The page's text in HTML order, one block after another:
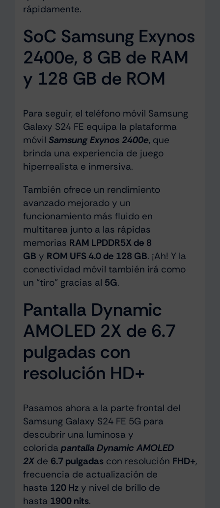
rápidamente.
SoC Samsung Exynos
2400e, 8 GB de RAM
y 128 GB de ROM
Para seguir, el teléfono móvil Samsung
Galaxy S24 FE equipa la plataforma
móvil Samsung Exynos 2400e, que
brinda una experiencia de juego
hiperrealista e inmersiva.
También ofrece un rendimiento
avanzado mejorado y un
funcionamiento más fluido en
multitarea junto a las rápidas
memorias RAM LPDDR5X de 8
GB y ROM UFS 4.0 de 128 GB. ¡Ah! Y la
conectividad móvil también irá como
un “tiro” gracias al 5G.
Pantalla Dynamic
AMOLED 2X de 6.7
pulgadas con
resolución HD+
Pasamos ahora a la parte frontal del
Samsung Galaxy S24 FE 5G para
descubrir una luminosa y
colorida pantalla Dynamic AMOLED
2Xde 6.7 pulgadascon resolución FHD+,
frecuencia de actualización de
hasta 120 Hzy nivel de brillo de
hasta 1900 nits.